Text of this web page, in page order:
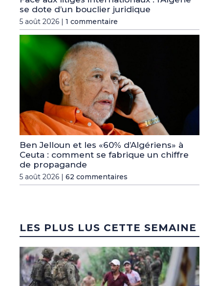
se dote d’un bouclier juridique
5 août 2026 | 1 commentaire
Ben Jelloun et les «60% d’Algériens» à
Ceuta : comment se fabrique un chiffre
de propagande
5 août 2026 | 62 commentaires
LES PLUS LUS CETTE SEMAINE